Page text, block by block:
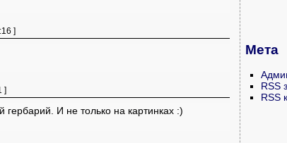
]
]
И не только на картинках :)
Мета
RSS
RSS